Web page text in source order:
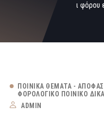
ι φόρου
ΠΟΙΝΙΚΆ ΘΈΜΑΤΑ -
ΦΟΡΟΛΟΓΙΚΌ ΠΟΙΝΙΚΌ
ADMIN